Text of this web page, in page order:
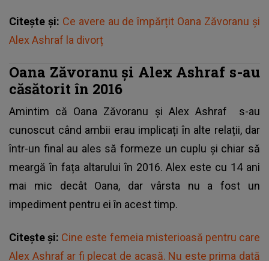
Citește și: Ce avere au de împărțit Oana Zăvoranu și
Alex Ashraf la divorț
Oana Zăvoranu și Alex Ashraf s-au
căsătorit în 2016
Amintim că Oana Zăvoranu și Alex Ashraf
s-au
cunoscut când ambii erau implicați în alte relații, dar
într-un final au ales să formeze un cuplu și chiar să
meargă în fața altarului în 2016. Alex este cu 14 ani
mai mic decât Oana, dar vârsta nu a fost un
impediment pentru ei în acest timp.
Citește și: Cine este femeia misterioasă pentru care
Alex Ashraf ar fi plecat de acasă. Nu este prima dată